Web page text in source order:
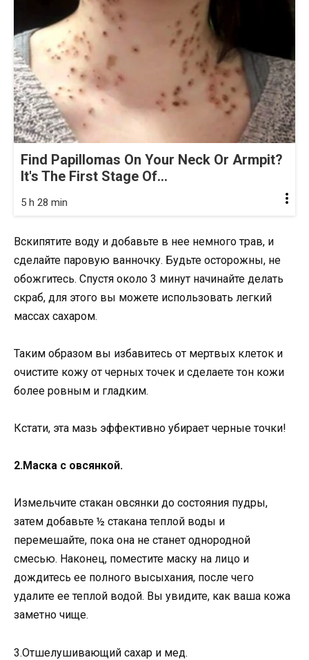
Find Papillomas On Your Neck Or Armpit?
It's The First Stage Of...
5 h 28 min
Вскипятите воду и добавьте в нее немного трав, и
сделайте паровую ванночку. Будьте осторожны, не
обожгитесь. Спустя около 3 минут начинайте делать
скраб, для этого вы можете использовать легкий
массах сахаром.
Таким образом вы избавитесь от мертвых клеток и
очистите кожу от черных точек и сделаете тон кожи
более ровным и гладким.
Кстати, эта мазь эффективно убирает черные точки!
2.Маска с овсянкой.
Измельчите стакан овсянки до состояния пудры,
затем добавьте ½ стакана теплой воды и
перемешайте, пока она не станет однородной
смесью. Наконец, поместите маску на лицо и
дождитесь ее полного высыхания, после чего
удалите ее теплой водой. Вы увидите, как ваша кожа
заметно чище.
3.Отшелушивающий сахар и мед.